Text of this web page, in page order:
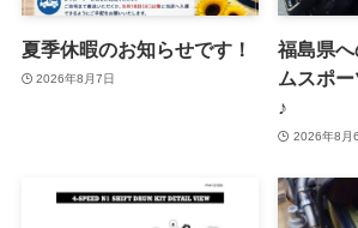
夏季休暇のお知らせです！
2026年8月7日
福島県
ムスポ
♪
2026年8月